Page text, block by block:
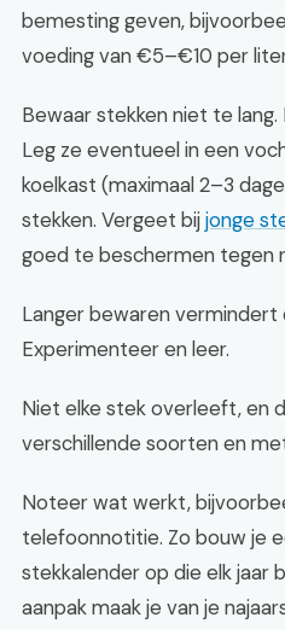
bemesting geven,
voeding van €5–€10 per
Bewaar stekken niet te
Leg ze eventueel in een
koelkast (maximaal 2–3
stekken. Vergeet bijjonge
goed te beschermen tegen
Langer bewaren vermindert
Experimenteer en leer.
Niet elke stek overleeft, en
verschillende soorten en
Noteer wat werkt,
telefoonnotitie. Zo bouw je
stekkalender op die elk jaar
aanpak maak je van je